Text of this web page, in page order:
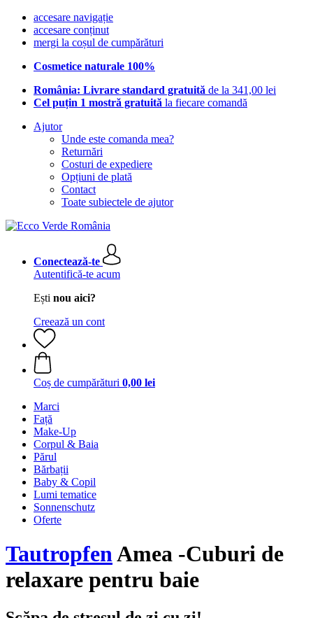
accesare navigație
accesare conținut
mergi la coșul de cumpărături
Cosmetice naturale 100%
România: Livrare standard gratuită de la 341,00 lei
Cel puțin 1 mostră gratuită la fiecare comandă
Ajutor
Unde este comanda mea?
Returnări
Costuri de expediere
Opțiuni de plată
Contact
Toate subiectele de ajutor
Conectează-te
Autentifică-te acum
Ești nou aici?
Creează un cont
Coș de cumpărături 0,00 lei
Marci
Față
Make-Up
Corpul & Baia
Părul
Bărbații
Baby & Copil
Lumi tematice
Sonnenschutz
Oferte
TautropfenAmea -Cuburi de
relaxare pentru baie